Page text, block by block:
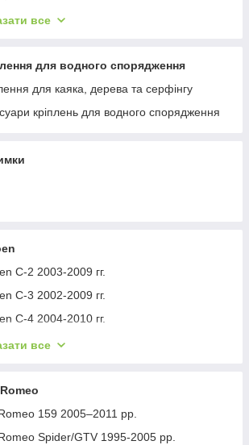
на дах
на фаркоп
все
для водного спорядження
для каяка, дерева та серфінгу
кріплень для водного спорядження
C-2 2003-2009 гг.
C-3 2002-2009 гг.
C-4 2004-2010 гг.
C-1 2005-2014 гг.
C-4 Picasso 2006-2013 гг.
Nemo 2007-2017 гг.
Berlingo 1996-2008 гг.
все
159 2005–2011 рр.
Spider/GTV 1995-2005 рр.